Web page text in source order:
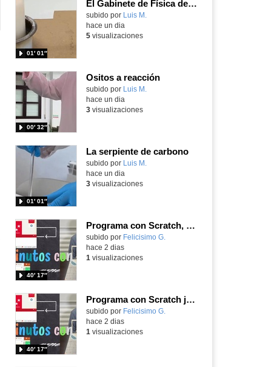
pantalla
El Gabinete de Física del IES Enrique Tierno Galván de Parla (Curso 25-26)
Contenido educativo.
subido por Luis M.
01′ 01″
hace un dia
5visualizaciones
Ositos a reacción
Contenido educativo.
subido por Luis M.
00′ 32″
hace un dia
3visualizaciones
La serpiente de carbono
Contenido educativo.
subido por Luis M.
01′ 01″
hace un dia
3visualizaciones
Programa con Scratch, 8 diferentes juegos para vivir la emoción de los partidos de España en el mundial 2026
Contenido educativo.
subido por Felicisimo G.
40′ 17″
hace 2 dias
1 visualizaciones
Programa con Scratch juegos con los partidos del mundial 2026 ganados por España
Contenido educativo.
subido por Felicisimo G.
40′ 17″
hace 2 dias
1 visualizaciones